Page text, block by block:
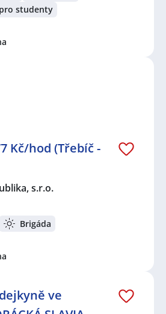
studenty
Kč/hod (Třebíč -
s.r.o.
Brigáda
ve